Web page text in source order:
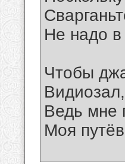
Не надо
Чтобы
Ведь мне
Моя